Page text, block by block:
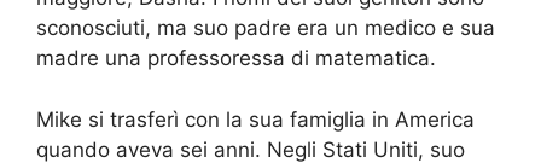
sconosciuti, ma suo padre era un medico e sua
madre una professoressa di matematica.
Mike si trasferì con la sua famiglia in America
quando aveva sei anni. Negli Stati Uniti, suo